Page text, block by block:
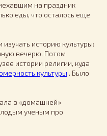
на праздник
еды, что осталось еще
историю культуры:
вечерю. Потом
истории религии, куда
культуры . Было
в «домашней»
ученым про